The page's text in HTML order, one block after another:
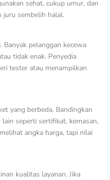
sehat, cukup umur, dan
juru sembelih halal.
Banyak pelanggan kecewa
tidak enak. Penyedia
tester atau menampilkan
yang berbeda. Bandingkan
seperti sertifikat, kemasan,
angka harga, tapi nilai
kualitas layanan. Jika